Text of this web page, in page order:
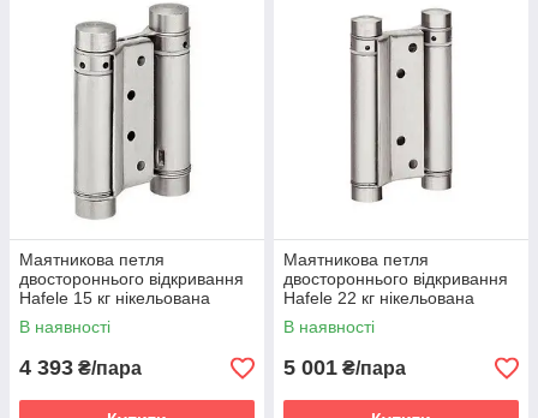
Маятникова петля
двостороннього відкривання
Hafele 15 кг нікельована
В наявності
4 393 ₴/пара
Маятникова петля
двостороннього відкривання
Hafele 22 кг нікельована
В наявності
5 001 ₴/пара